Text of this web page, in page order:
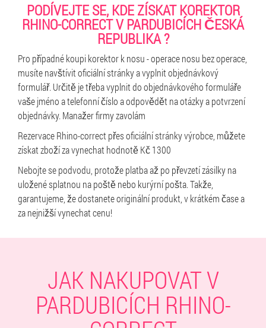
PODÍVEJTE SE, KDE ZÍSKAT KOREKTOR
RHINO-CORRECT V PARDUBICÍCH ČESKÁ
REPUBLIKA ?
Pro případné koupi korektor k nosu - operace nosu bez operace,
musíte navštívit oficiální stránky a vyplnit objednávkový
formulář. Určitě je třeba vyplnit do objednávkového formuláře
vaše jméno a telefonní číslo a odpovědět na otázky a potvrzení
objednávky. Manažer firmy zavolám
Rezervace Rhino-correct přes oficiální stránky výrobce, můžete
získat zboží za vynechat hodnotě Kč 1300
Nebojte se podvodu, protože platba až po převzetí zásilky na
uložené splatnou na poště nebo kurýrní pošta. Takže,
garantujeme, že dostanete originální produkt, v krátkém čase a
za nejnižší vynechat cenu!
JAK NAKUPOVAT V
PARDUBICÍCH RHINO-